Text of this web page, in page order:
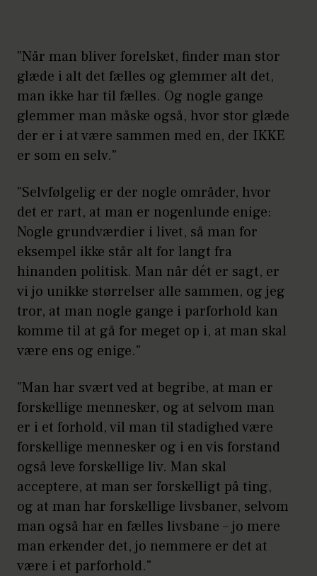
"Når man bliver forelsket, finder man stor
glæde i alt det fælles og glemmer alt det,
man ikke har til fælles. Og nogle gange
glemmer man måske også, hvor stor glæde
der er i at være sammen med en, der IKKE
er som en selv."
"Selvfølgelig er der nogle områder, hvor
det er rart, at man er nogenlunde enige:
Nogle grundværdier i livet, så man for
eksempel ikke står alt for langt fra
hinanden politisk. Man når dét er sagt, er
vi jo unikke størrelser alle sammen, og jeg
tror, at man nogle gange i parforhold kan
komme til at gå for meget op i, at man skal
være ens og enige."
"Man har svært ved at begribe, at man er
forskellige mennesker, og at selvom man
er i et forhold, vil man til stadighed være
forskellige mennesker og i en vis forstand
også leve forskellige liv. Man skal
acceptere, at man ser forskelligt på ting,
og at man har forskellige livsbaner, selvom
man også har en fælles livsbane – jo mere
man erkender det, jo nemmere er det at
være i et parforhold."